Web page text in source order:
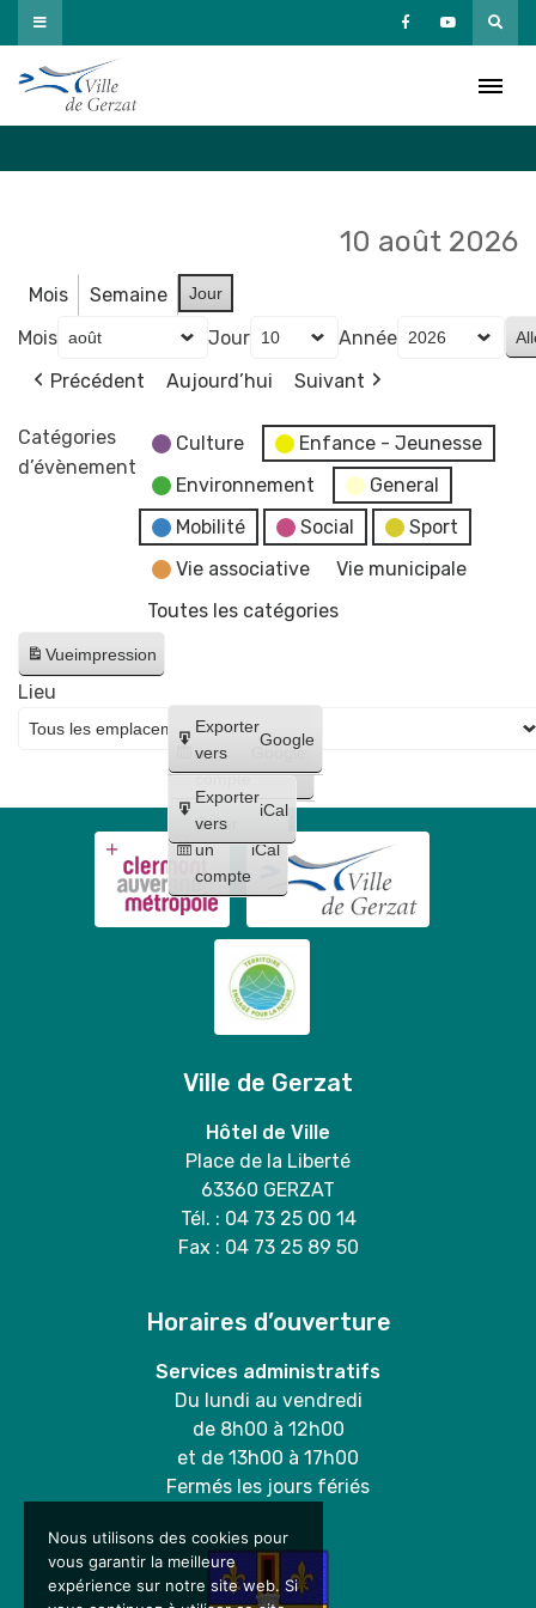
Passer
au
contenu
10 août 2026
Mois Semaine Jour
Mois Jour
Année
Précédent
Aujourd’hui Suivant
Catégories
d’évènement
Culture
Enfance - Jeunesse
Environnement
General
Mobilité
Social
Sport
Vie associative
Vie municipale
Toutes les catégories
Vueimpression
Créer
un
compte
Google
Créer
un
compte
iCal
Exporter
vers
Google
Exporter
vers
iCal
Lieu
Ville de Gerzat
Hôtel de Ville
Place de la Liberté
63360 GERZAT
Tél. : 04 73 25 00 14
Fax : 04 73 25 89 50
Horaires d’ouverture
Services administratifs
Du lundi au vendredi
de 8h00 à 12h00
et de 13h00 à 17h00
Fermés les jours fériés
Nous utilisons des cookies pour
vous garantir la meilleure
expérience sur notre site web. Si